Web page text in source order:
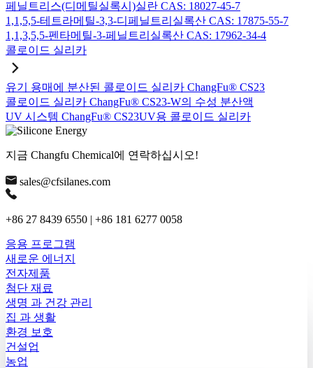
페닐트리스(디메틸실록시)실란 CAS: 18027-45-7
1,1,5,5-테트라메틸-3,3-디페닐트리실록산 CAS: 17875-55-7
1,1,3,5,5-펜타메틸-3-페닐트리실록산 CAS: 17962-34-4
콜로이드 실리카
유기 용매에 분산된 콜로이드 실리카 ChangFu® CS23
콜로이드 실리카 ChangFu® CS23-W의 수성 분산액
UV 시스템 ChangFu® CS23UV용 콜로이드 실리카
지금 Changfu Chemical에 연락하십시오!
sales@cfsilanes.com
+86 27 8439 6550 | +86 181 6277 0058
응용 프로그램
새로운 에너지
전자제품
첨단 재료
생명 과 건강 관리
집 과 생활
환경 보호
건설업
농업